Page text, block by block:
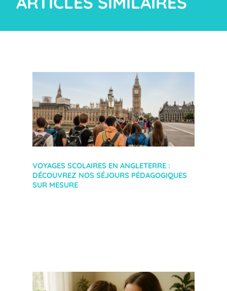
VOYAGES SCOLAIRES EN ANGLETERRE :
DÉCOUVREZ NOS SÉJOURS PÉDAGOGIQUES
SUR MESURE